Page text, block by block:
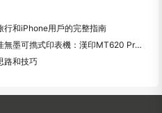
行和iPhone用戶的完整指南
適用於旅行、學校和移動工作的最佳無墨可擕式印表機：漢印MT620 Pro評測
路和技巧